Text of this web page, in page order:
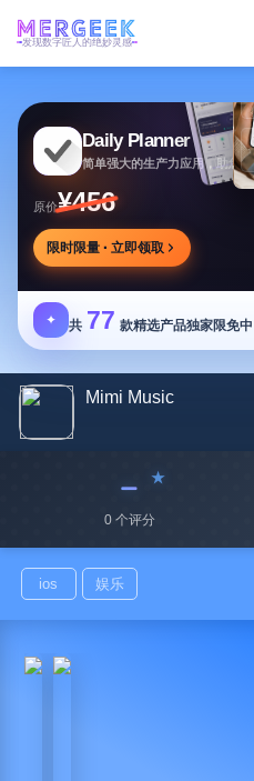
发现数字匠人的绝妙灵感
Daily Planner
简单强大的生产力应用，助您安排任务专注目标
原价¥456
限时限量 · 立即领取
✦ 共 77 款精选产品独家限免中
Mimi Music
﹣
0 个评分
ios 娱乐